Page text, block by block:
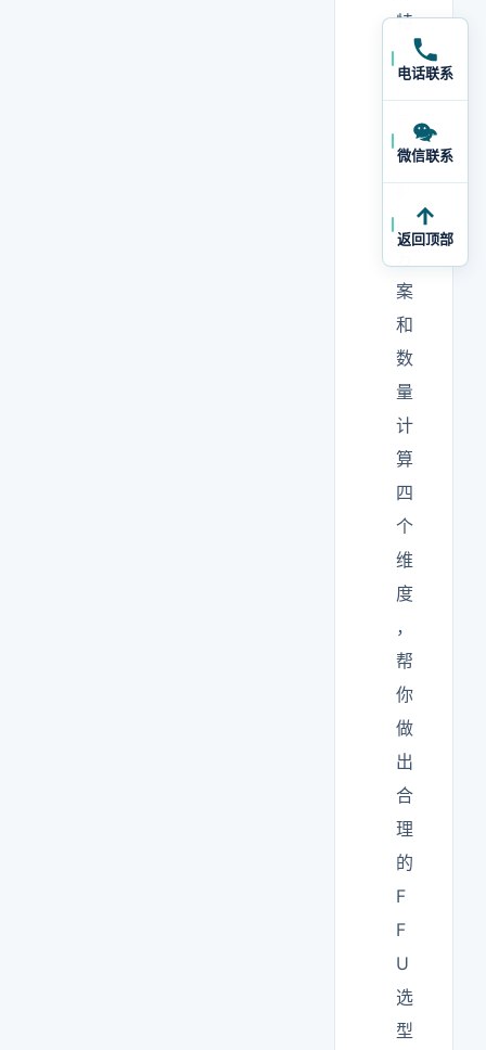
特
、
群
案
和
数
量
计
算
四
个
维
度
，
帮
你
做
出
合
理
的
F
F
U
选
型
电话联系
微信联系
返回顶部